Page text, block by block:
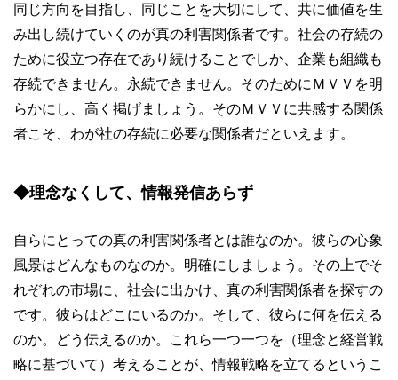
同じ方向を目指し、同じことを大切にして、共に価値を生
み出し続けていくのが真の利害関係者です。社会の存続の
ために役立つ存在であり続けることでしか、企業も組織も
存続できません。永続できません。そのためにＭＶＶを明
らかにし、高く掲げましょう。そのＭＶＶに共感する関係
者こそ、わが社の存続に必要な関係者だといえます。
◆理念なくして、情報発信あらず
自らにとっての真の利害関係者とは誰なのか。彼らの心象
風景はどんなものなのか。明確にしましょう。その上でそ
れぞれの市場に、社会に出かけ、真の利害関係者を探すの
です。彼らはどこにいるのか。そして、彼らに何を伝える
のか。どう伝えるのか。これら一つ一つを（理念と経営戦
略に基づいて）考えることが、情報戦略を立てるというこ